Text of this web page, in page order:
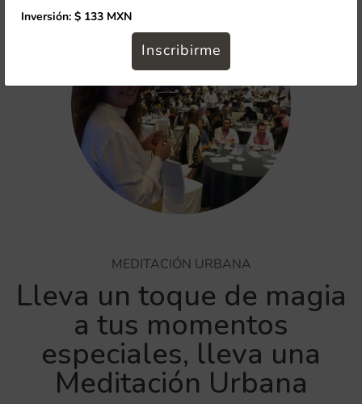
MEDITACIÓN URBANA
Lleva un toque de magia
a tus momentos
especiales, lleva una
Meditación Urbana
Inversión: $ 133 MXN
Inscribirme